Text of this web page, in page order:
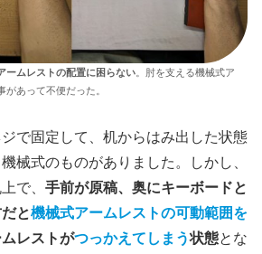
ームレストの配置に困らない 。肘を支える機械式ア
あって不便だった。
で固定して、机からはみ出した状態
械式のものがありました。しかし、
で、 手前が原稿、奥にキーボードと
と機械式アームレストの可動範囲を
レストがつっかえてしまう状態とな